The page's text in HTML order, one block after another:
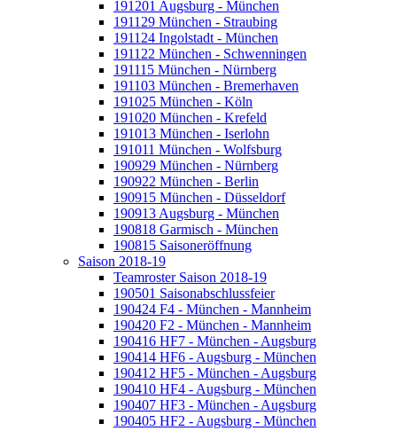
191201 Augsburg - München
191129 München - Straubing
191124 Ingolstadt - München
191122 München - Schwenningen
191115 München - Nürnberg
191103 München - Bremerhaven
191025 München - Köln
191020 München - Krefeld
191013 München - Iserlohn
191011 München - Wolfsburg
190929 München - Nürnberg
190922 München - Berlin
190915 München - Düsseldorf
190913 Augsburg - München
190818 Garmisch - München
190815 Saisoneröffnung
Saison 2018-19
Teamroster Saison 2018-19
190501 Saisonabschlussfeier
190424 F4 - München - Mannheim
190420 F2 - München - Mannheim
190416 HF7 - München - Augsburg
190414 HF6 - Augsburg - München
190412 HF5 - München - Augsburg
190410 HF4 - Augsburg - München
190407 HF3 - München - Augsburg
190405 HF2 - Augsburg - München